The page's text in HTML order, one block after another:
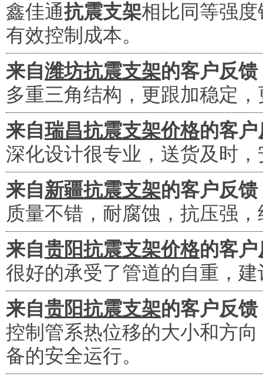
鑫佳通抗震支架相比同等强
有效控制成本。
来自潍坊抗震支架的客户反馈
多重三角结构，更跟加稳定
来自瑞昌抗震支架价格的客户
深化设计很专业，送货及时
来自新疆抗震支架的客户反馈
质量不错，耐腐蚀，抗压强
来自贵阳抗震支架价格的客户
很好的承受了管道的自重，
来自贵阳抗震支架的客户反馈
控制管系热位移的大小和方
备的安全运行。